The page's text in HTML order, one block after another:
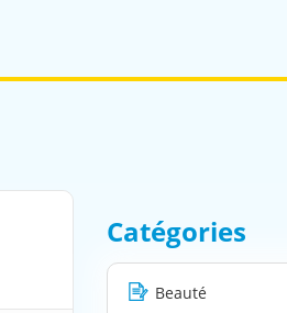
Catégories
Beauté